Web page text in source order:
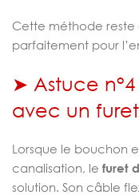
Cette méthode
parfaitement pour
➤ Astuce
avec un
Lorsque le bouchon
canalisation, le furet
solution. Son câble